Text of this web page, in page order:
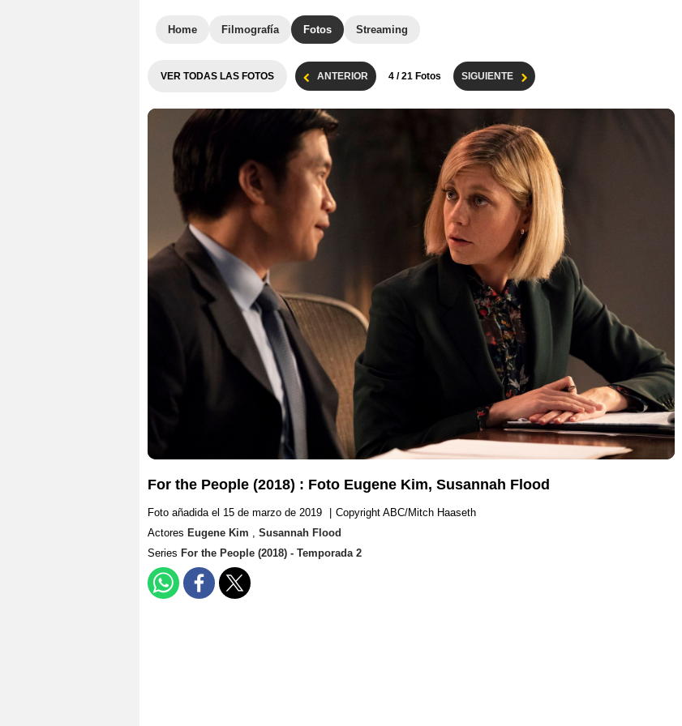
Home Filmografía Fotos Streaming
VER TODAS LAS FOTOS ANTERIOR 4 / 21 Fotos SIGUIENTE
For the People (2018) : Foto Eugene Kim, Susannah Flood
Foto añadida el 15 de marzo de 2019
Copyright ABC/Mitch Haaseth
Actores Eugene Kim , Susannah Flood
Series For the People (2018) - Temporada 2